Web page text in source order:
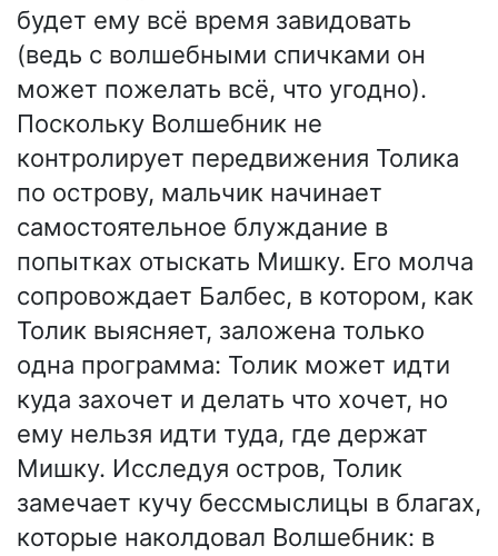
будет ему всё время завидовать
(ведь с волшебными спичками он
может пожелать всё, что угодно).
Поскольку Волшебник не
контролирует передвижения Толика
по острову, мальчик начинает
самостоятельное блуждание в
попытках отыскать Мишку. Его молча
сопровождает Балбес, в котором, как
Толик выясняет, заложена только
одна программа: Толик может идти
куда захочет и делать что хочет, но
ему нельзя идти туда, где держат
Мишку. Исследуя остров, Толик
замечает кучу бессмыслицы в благах,
которые наколдовал Волшебник: в